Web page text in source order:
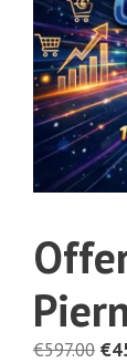
€597.00 Il
€